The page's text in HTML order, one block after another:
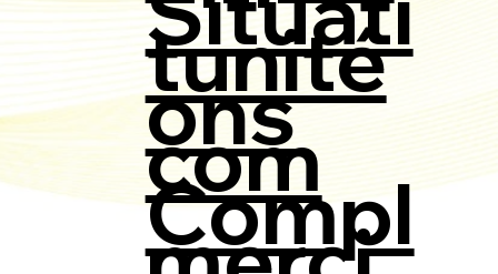
ons
Compl
tunité
com